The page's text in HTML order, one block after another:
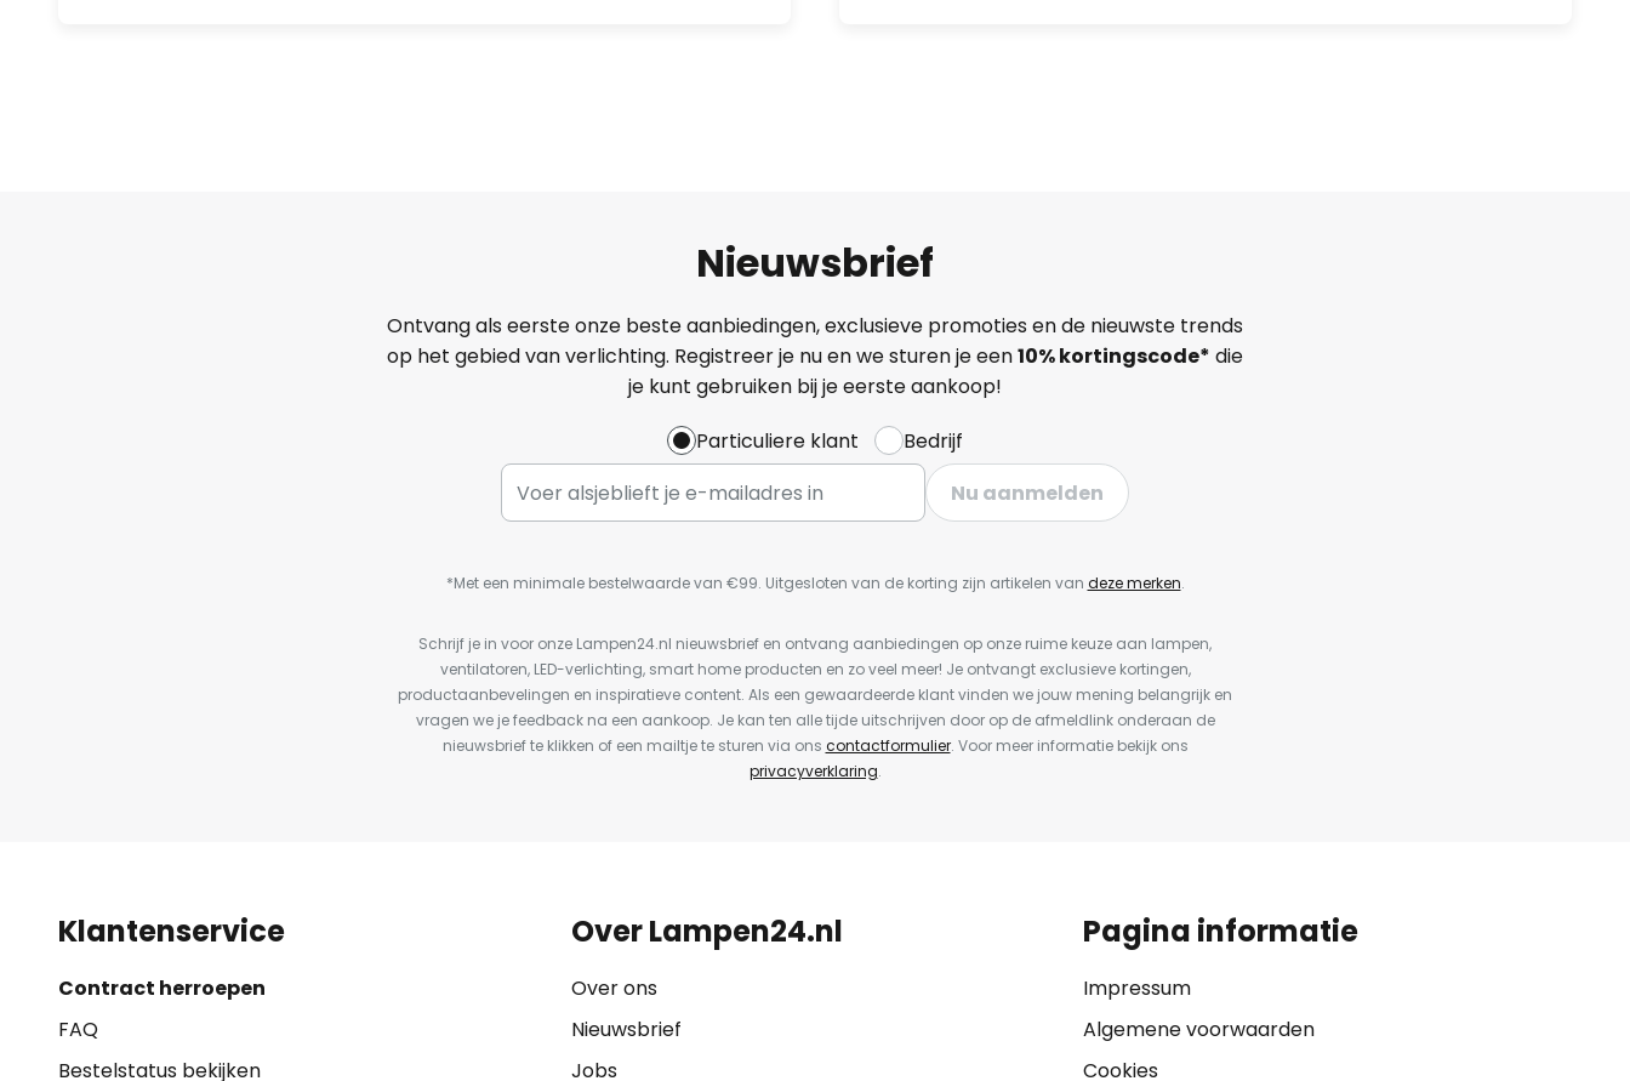
Nieuwsbrief
Ontvang als eerste onze beste aanbiedingen, exclusieve promoties en de nieuwste trends
op het gebied van verlichting. Registreer je nu en we sturen je een10% kortingscode* die
je kunt gebruiken bij je eerste aankoop!
Particuliere klant
Bedrijf
Nu aanmelden
*Met een minimale bestelwaarde van €99. Uitgesloten van de korting zijn artikelen van deze merken.
Schrijf je in voor onze Lampen24.nl nieuwsbrief en ontvang aanbiedingen op onze ruime keuze aan lampen,
ventilatoren, LED-verlichting, smart home producten en zo veel meer! Je ontvangt exclusieve kortingen,
productaanbevelingen en inspiratieve content. Als een gewaardeerde klant vinden we jouw mening belangrijk en
vragen we je feedback na een aankoop. Je kan ten alle tijde uitschrijven door op de afmeldlink onderaan de
nieuwsbrief te klikken of een mailtje te sturen via ons contactformulier. Voor meer informatie bekijk ons
privacyverklaring.
Klantenservice
Contract herroepen
FAQ
Bestelstatus bekijken
Over Lampen24.nl
Over ons
Nieuwsbrief
Jobs
Pagina informatie
Impressum
Algemene voorwaarden
Cookies